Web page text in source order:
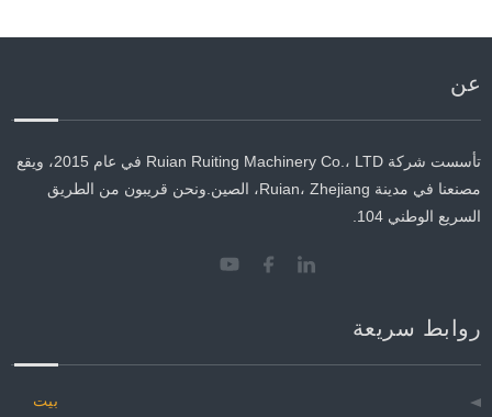
عن
تأسست شركة Ruian Ruiting Machinery Co.، LTD في عام 2015، ويقع
مصنعنا في مدينة Ruian، Zhejiang، الصين.ونحن قريبون من الطريق
السريع الوطني 104.
روابط سريعة
بيت